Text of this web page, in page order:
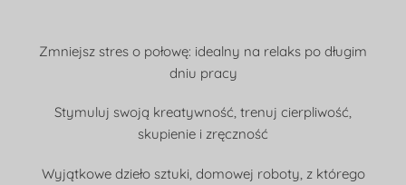
Zmniejsz stres o połowę: idealny na relaks po długim
dniu pracy
Stymuluj swoją kreatywność, trenuj cierpliwość,
skupienie i zręczność
Wyjątkowe dzieło sztuki, domowej roboty, z którego